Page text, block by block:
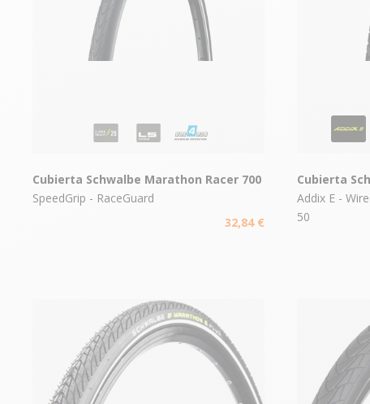
Cubierta Schwalbe Marathon Racer 700
SpeedGrip - RaceGuard
32,84 €
Cubierta
Addix E -
50